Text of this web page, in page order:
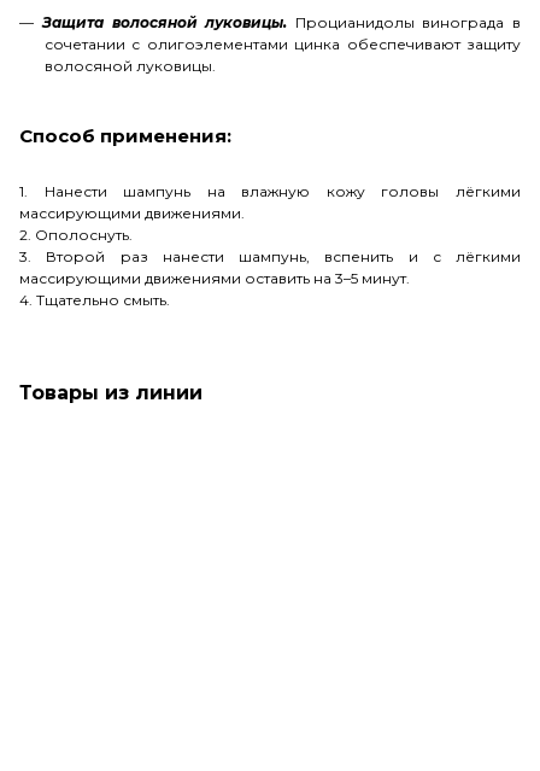
Защита волосяной луковицы. Процианидолы винограда в
сочетании с олигоэлементами цинка обеспечивают защиту
волосяной луковицы.
Способ применения:
1. Нанести шампунь на влажную кожу головы лёгкими
массирующими движениями.
2. Ополоснуть.
3. Второй раз нанести шампунь, вспенить и с лёгкими
массирующими движениями оставить на 3–5 минут.
4. Тщательно смыть.
Товары из линии